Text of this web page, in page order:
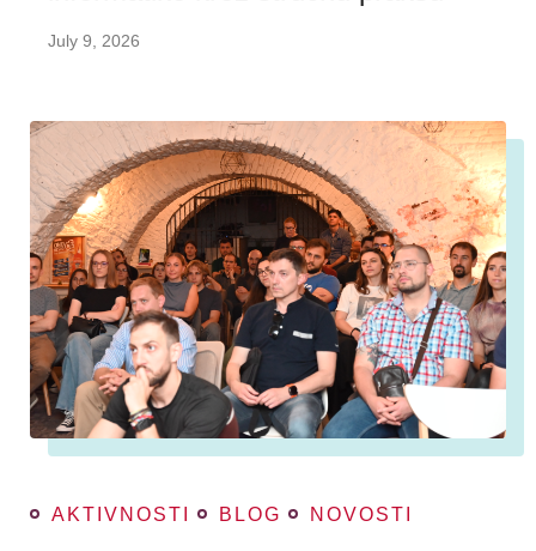
July 9, 2026
AKTIVNOSTI BLOG NOVOSTI